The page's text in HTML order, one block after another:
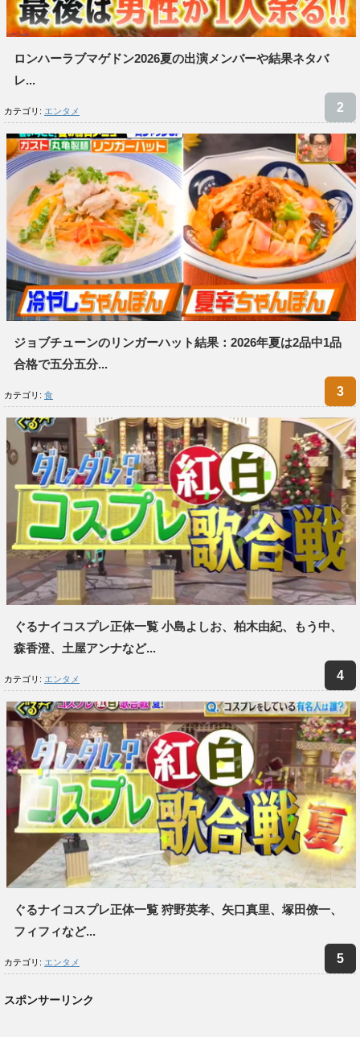
ロンハーラブマゲドン2026夏の出演メンバーや結果ネタバ
レ...
カテゴリ: エンタメ
ジョブチューンのリンガーハット結果：2026年夏は2品中1品
合格で五分五分...
カテゴリ: 食
ぐるナイコスプレ正体一覧 小島よしお、柏木由紀、もう中、
森香澄、土屋アンナなど...
カテゴリ: エンタメ
ぐるナイコスプレ正体一覧 狩野英孝、矢口真里、塚田僚一、
フィフィなど...
カテゴリ: エンタメ
スポンサーリンク